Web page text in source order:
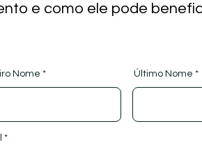
e como ele pode
Nome Último Nome